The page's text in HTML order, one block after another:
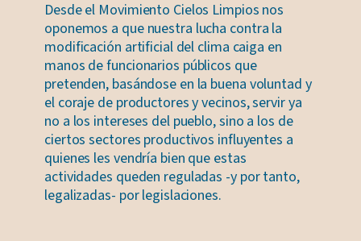
Desde el Movimiento Cielos Limpios nos
oponemos a que nuestra lucha contra la
modificación artificial del clima caiga en
manos de funcionarios públicos que
pretenden, basándose en la buena voluntad y
el coraje de productores y vecinos, servir ya
no a los intereses del pueblo, sino a los de
ciertos sectores productivos influyentes a
quienes les vendría bien que estas
actividades queden reguladas -y por tanto,
legalizadas- por legislaciones.